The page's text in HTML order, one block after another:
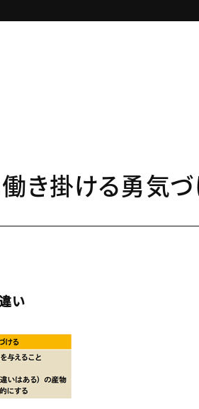
き掛ける勇気
い